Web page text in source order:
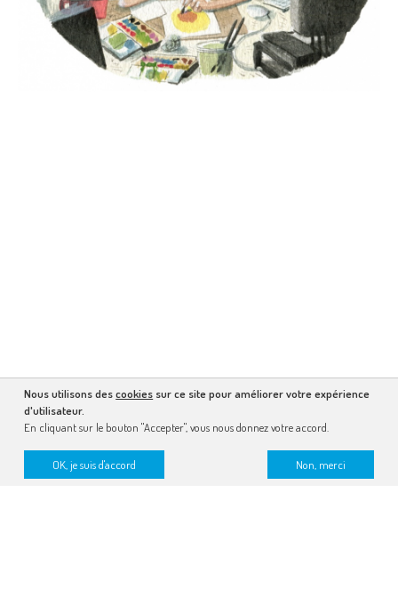
Nous utilisons descookies sur ce site pour améliorer votre expérience
d'utilisateur.
En cliquant sur le bouton "Accepter", vous nous donnez votre accord.
OK, je suis d'accord Non, merci